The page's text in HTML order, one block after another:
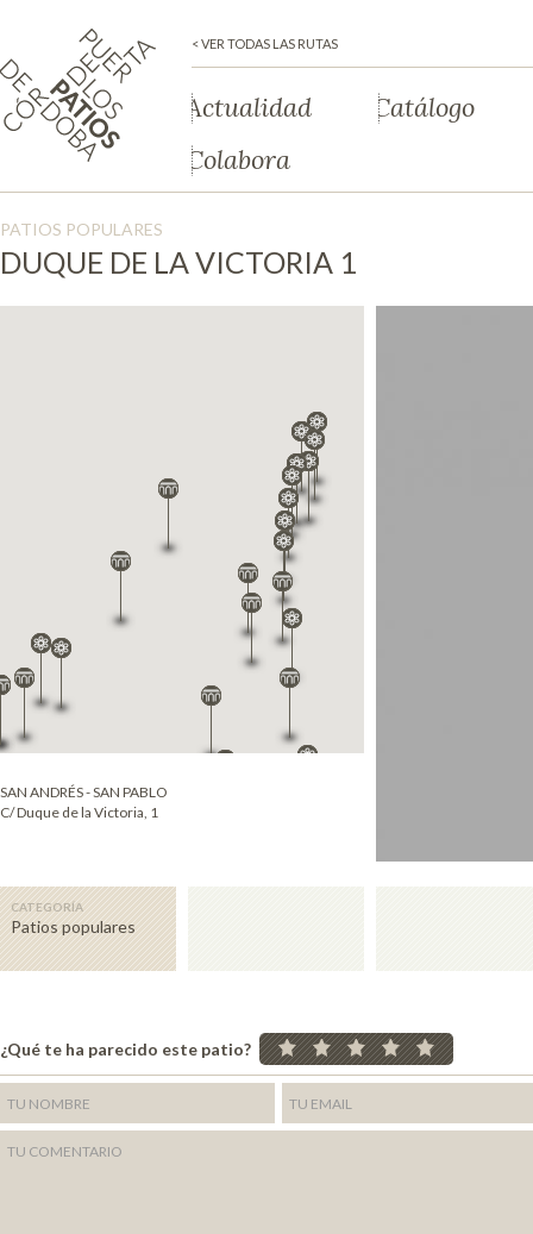
< VER TODAS LAS RUTAS
Actualidad
Catálogo
Colabora
PATIOS POPULARES
DUQUE DE LA VICTORIA 1
SAN ANDRÉS - SAN PABLO
C/ Duque de la Victoria, 1
CATEGORÍA
Patios populares
¿Qué te ha parecido este patio?